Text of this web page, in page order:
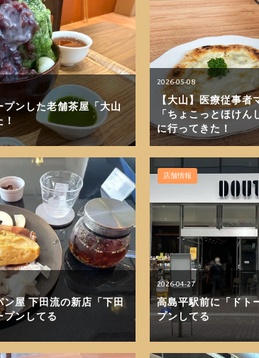
プンした老舗茶屋「大山
2026-05-08
【大山】医療従事
「ちょこっとほけ
に行ってきた！
屋 下田流の新店「下田
プンしてる
2026-04-27
高島平駅前に「ドト
プンしてる
店舗情報